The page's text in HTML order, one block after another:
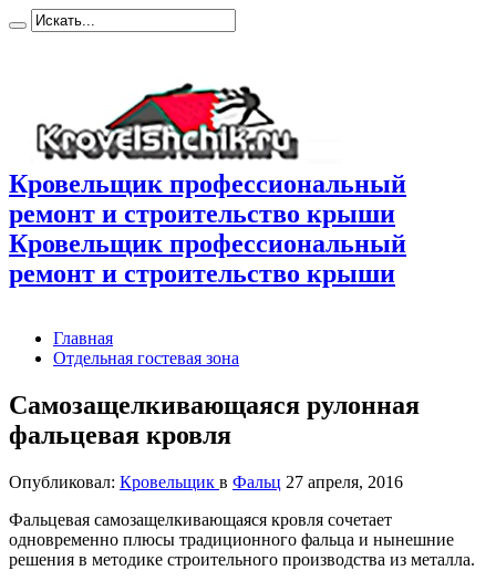
Кровельщик профессиональный
ремонт и строительство крыши
Кровельщик профессиональный
ремонт и строительство крыши
Главная
Отдельная гостевая зона
Самозащелкивающаяся рулонная
фальцевая кровля
Опубликовал: Кровельщик в Фальц 27 апреля, 2016
Фальцевая самозащелкивающаяся кровля сочетает
одновременно плюсы традиционного фальца и нынешние
решения в методике строительного производства из металла.